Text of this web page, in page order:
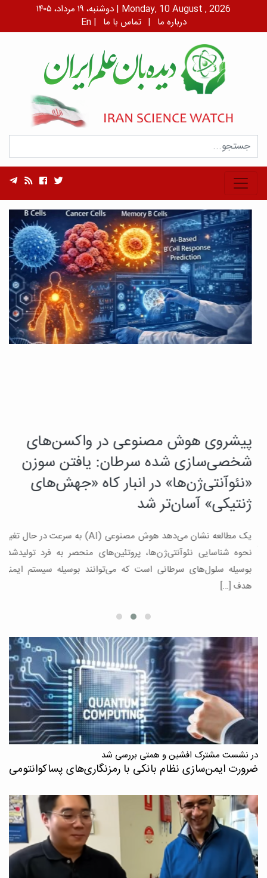
دوشنبه، ۱۹ مرداد، ۱۴۰۵ | Monday, 10 August , 2026
En | درباره ما | تماس با ما
پیشروی هوش مصنوعی در واکسن‌های
شخصی‌سازی شده سرطان: یافتن سوزن
«نئوآنتی‌ژن‌ها» در انبار کاه «جهش‌های
ژنتیکی» آسان‌تر شد
یک مطالعه نشان می‌دهد هوش مصنوعی (AI) به سرعت در حال تغییر
نحوه شناسایی نئوآنتی‌ژن‌ها، پروتئین‌های منحصر به فرد تولیدشده
بوسیله سلول‌های سرطانی است که می‌توانند بوسیله سیستم ایمنی
هدف […]
در نشست مشترک افشین و همتی بررسی شد
ضرورت ایمن‌سازی نظام بانکی با رمزنگاری‌های پسا‌کوانتومی